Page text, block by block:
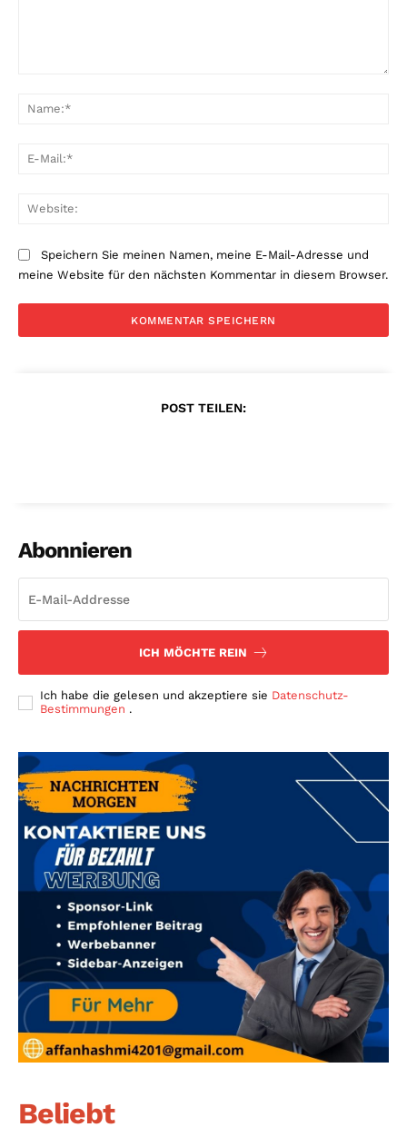
Speichern Sie meinen Namen, meine E-Mail-Adresse und
meine Website für den nächsten Kommentar in diesem Browser.
POST TEILEN:
Abonnieren
ICH MÖCHTE REIN
Ich habe die gelesen und akzeptiere sie Datenschutz-
Bestimmungen .
Beliebt